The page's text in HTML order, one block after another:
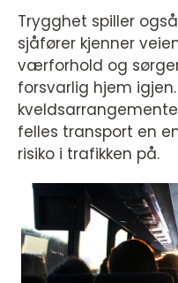
Trygghet spiller
sjåfører kjenner
værforhold og
forsvarlig hjem
felles transport en
risiko i trafikken på.